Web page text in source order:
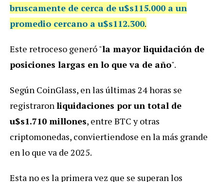
bruscamente de cerca de u$s115.000 a un
promedio cercano a u$s112.300.
Este retroceso generó "la mayor liquidación de
posiciones largas en lo que va de año".
Según CoinGlass, en las últimas 24 horas se
registraron liquidaciones por un total de
u$s1.710 millones, entre BTC y otras
criptomonedas, conviertiendose en la más grande
en lo que va de 2025.
Esta no es la primera vez que se superan los